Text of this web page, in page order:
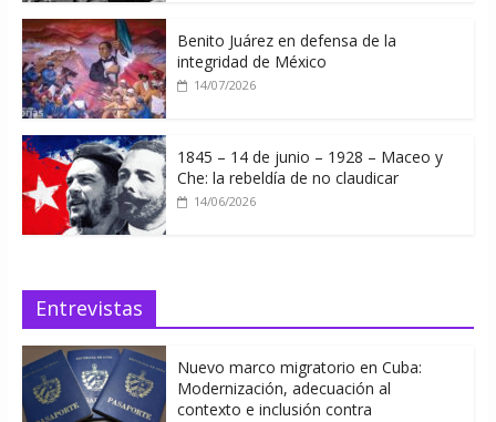
Benito Juárez en defensa de la
integridad de México
14/07/2026
1845 – 14 de junio – 1928 – Maceo y
Che: la rebeldía de no claudicar
14/06/2026
Entrevistas
Nuevo marco migratorio en Cuba:
Modernización, adecuación al
contexto e inclusión contra